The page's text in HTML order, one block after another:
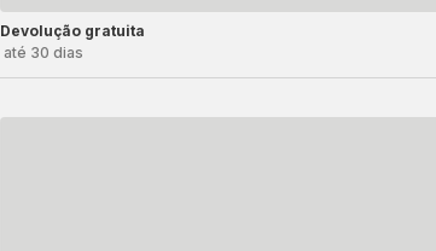
Devolução gratuita
até 30 dias